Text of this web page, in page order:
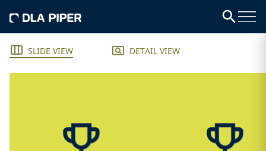
SLIDE VIEW DETAIL VIEW